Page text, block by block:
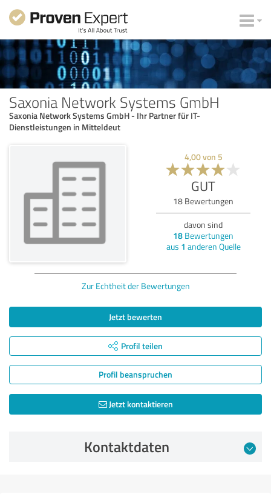
Saxonia Network Systems GmbH
Saxonia Network Systems GmbH - Ihr Partner für IT-
Dienstleistungen in Mitteldeut
4,00von 5
GUT
18 Bewertungen
davon sind
18 Bewertungen
aus 1 anderen Quelle
Zur Echtheit der Bewertungen
Jetzt bewerten
Profil teilen
Profil beanspruchen
Jetzt kontaktieren
Kontaktdaten